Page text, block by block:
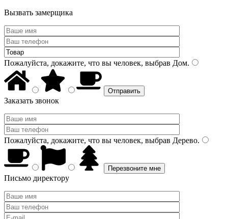
Вызвать замерщика
Пожалуйста, докажите, что вы человек, выбрав Дом.
Заказать звонок
Пожалуйста, докажите, что вы человек, выбрав Дерево.
Письмо директору